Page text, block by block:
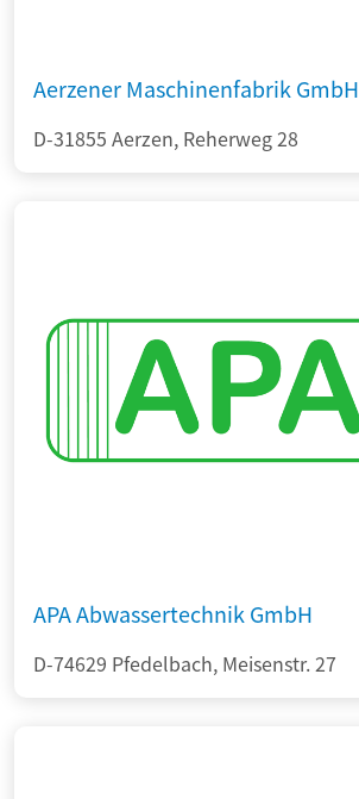
Aerzener Maschinenfabrik GmbH
D-31855 Aerzen, Reherweg 28
APA Abwassertechnik GmbH
D-74629 Pfedelbach, Meisenstr. 27